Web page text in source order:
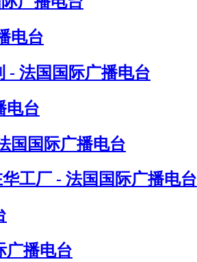
电台
- 法国国际广播电台
电台
国国际广播电台
工厂 - 法国国际广播电台
广播电台